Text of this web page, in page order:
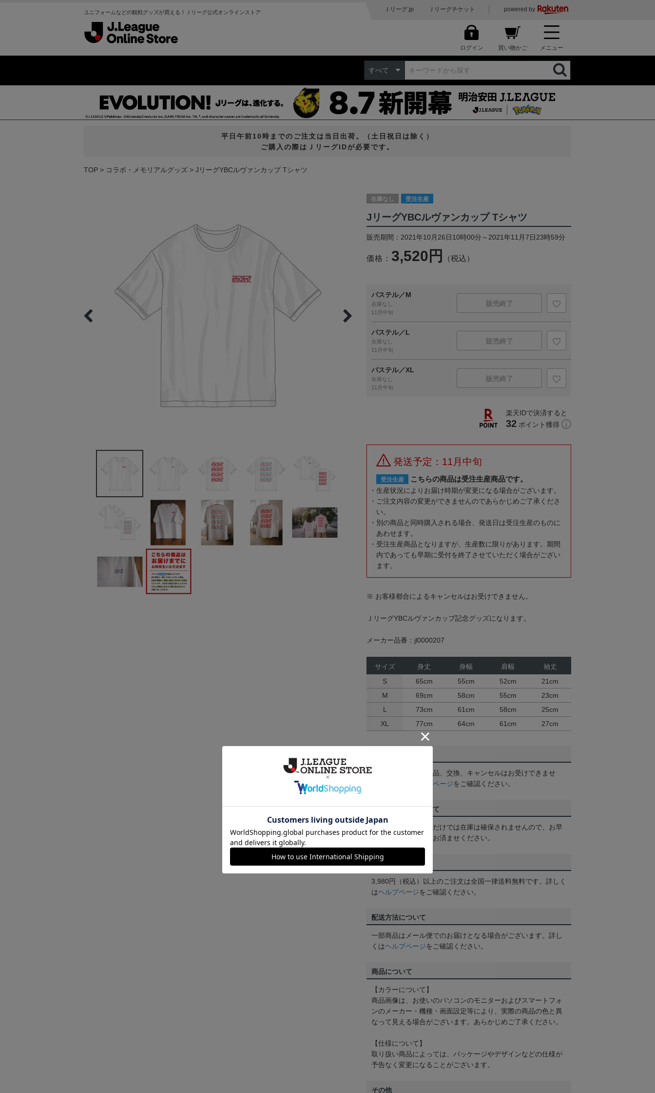
ユニフォームなどの観戦グッズが買える！Ｊリーグ公式オンラインストア Ｊリーグ.jp Ｊリーグチケット powered by
ログイン 買い物かご メニュー
すべて
平日午前10時までのご注文は当日出荷。（土日祝日は除く）
ご購入の際はＪリーグIDが必要です。
TOP コラボ・メモリアルグッズ JリーグYBCルヴァンカップ Tシャツ
在庫なし 受注生産
JリーグYBCルヴァンカップ Tシャツ
販売期間：2021年10月26日10時00分～2021年11月7日23時59分
価格： 3,520円 （税込）
パステル／M
在庫なし
11月中旬
販売終了
パステル／L
在庫なし
11月中旬
販売終了
パステル／XL
在庫なし
11月中旬
販売終了
楽天IDで決済すると
32 ポイント獲得
発送予定：11月中旬
受注生産 こちらの商品は受注生産商品です。
生産状況によりお届け時期が変更になる場合がございます。
ご注文内容の変更ができませんのであらかじめご了承くださ
い。
別の商品と同時購入される場合、発送日は受注生産のものに
あわせます。
受注生産商品となりますが、生産数に限りがあります。期間
内であっても早期に受付を終了させていただく場合がござい
ます。
※ お客様都合によるキャンセルはお受けできません。
ＪリーグYBCルヴァンカップ記念グッズになります。
メーカー品番：jl0000207
サイズ 身丈 身幅 肩幅
袖丈
S
65cm 55cm 52cm
21cm
M
69cm 58cm 55cm
23cm
L
73cm 61cm 58cm
25cm
XL
77cm 64cm 61cm 27cm
お客様都合による返品、交換、キャンセルはお受けできませ
ヘルプページをご確認ください。
ご注文の確定について
買い物かごに入れるだけでは在庫は確保されませんので、お早
めにご購入手続きをお済ませください。
送料について
3,980円（税込）以上のご注文は全国一律送料無料です。詳しく
はヘルプページをご確認ください。
配送方法について
一部商品はメール便でのお届けとなる場合がございます。詳し
くはヘルプページをご確認ください。
商品について
【カラーについて】
商品画像は、お使いのパソコンのモニターおよびスマートフォ
ンのメーカー・機種・画面設定等により、実際の商品の色と異
なって見える場合がございます。あらかじめご了承ください。
【仕様について】
取り扱い商品によっては、パッケージやデザインなどの仕様が
予告なく変更になることがございます。
その他